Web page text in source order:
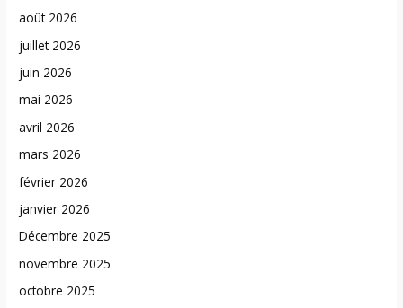
août 2026
juillet 2026
juin 2026
mai 2026
avril 2026
mars 2026
février 2026
janvier 2026
Décembre 2025
novembre 2025
octobre 2025